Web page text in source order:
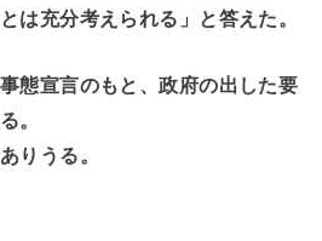
は充分考えられる」と答えた。
態宣言のもと、政府の出した要
。
りうる。